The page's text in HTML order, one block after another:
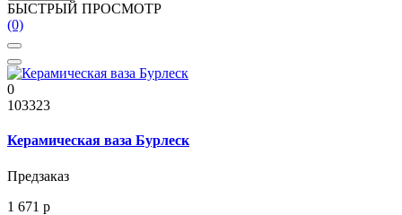
БЫСТРЫЙ ПРОСМОТР
(0)
0
103323
Керамическая ваза Бурлеск
Предзаказ
1 671 р